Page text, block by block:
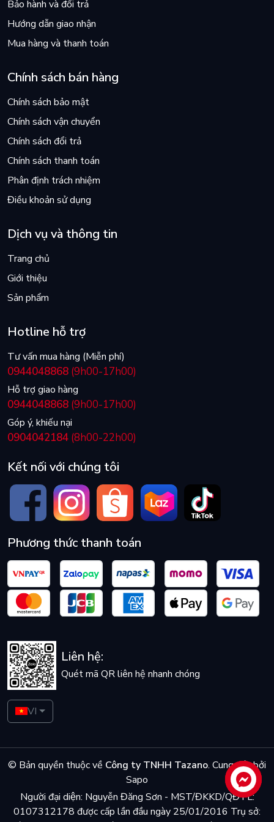
Bảo hành và đổi trả
Hướng dẫn giao nhận
Mua hàng và thanh toán
Chính sách bán hàng
Chính sách bảo mật
Chính sách vận chuyển
Chính sách đổi trả
Chính sách thanh toán
Phân định trách nhiệm
Điều khoản sử dụng
Dịch vụ và thông tin
Trang chủ
Giới thiệu
Sản phẩm
Hotline hỗ trợ
Tư vấn mua hàng (Miễn phí)
0944048868 (9h00-17h00)
Hỗ trợ giao hàng
0944048868 (9h00-17h00)
Góp ý, khiếu nại
0904042184 (8h00-22h00)
Kết nối với chúng tôi
Phương thức thanh toán
Liên hệ:
Quét mã QR liên hệ nhanh chóng
VI
© Bản quyền thuộc về Công ty TNHH Tazano. Cung cấp bởi
Sapo
Người đại diện: Nguyễn Đăng Sơn - MST/ĐKKD/QĐTL:
0107312178 được cấp lần đầu ngày 25/01/2016 Trụ sở:
Liên hệ